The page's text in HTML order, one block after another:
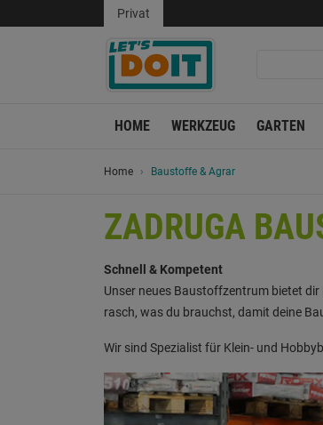
Privat
HOME WERKZEUG GARTEN
Home Baustoffe & Agrar
ZADRUGA
Schnell & Kompetent
Unser neues Baustoffzentrum bietet
rasch, was du brauchst, damit deine
Wir sind Spezialist für Klein- und